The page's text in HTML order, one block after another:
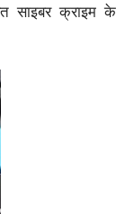
साइबर क्राइम के